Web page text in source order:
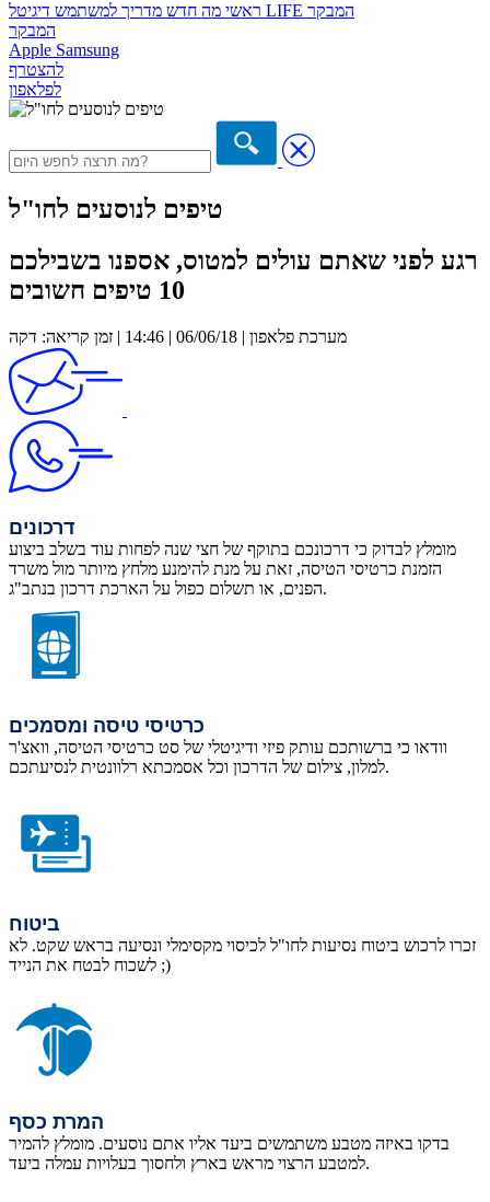
ראשי מה חדש מדריך למשתמש דיגיטל LIFE המבקר
המבקר
Apple Samsung
להצטרף
לפלאפון
טיפים לנוסעים לחו"ל
רגע לפני שאתם עולים למטוס, אספנו בשבילכם
10 טיפים חשובים
מערכת פלאפון | 06/06/18 | 14:46 | זמן קריאה: דקה
דרכונים
מומלץ לבדוק כי דרכונכם בתוקף של חצי שנה לפחות עוד בשלב ביצוע
הזמנת כרטיסי הטיסה, זאת על מנת להימנע מלחץ מיותר מול משרד
הפנים, או תשלום כפול על הארכת דרכון בנתב"ג.
כרטיסי טיסה ומסמכים
וודאו כי ברשותכם עותק פיזי ודיגיטלי של סט כרטיסי הטיסה, וואצ'ר
למלון, צילום של הדרכון וכל אסמכתא רלוונטית לנסיעתכם.
ביטוח
זכרו לרכוש ביטוח נסיעות לחו"ל לכיסוי מקסימלי ונסיעה בראש שקט. לא
לשכוח לבטח את הנייד ;)
המרת כסף
בדקו באיזה מטבע משתמשים ביעד אליו אתם נוסעים. מומלץ להמיר
למטבע הרצוי מראש בארץ ולחסוך בעלויות עמלה ביעד.